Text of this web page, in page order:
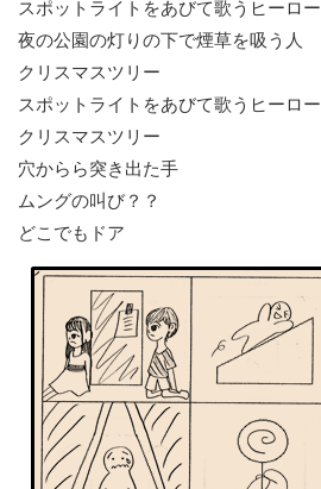
スポットライトをあびて歌うヒーロー
夜の公園の灯りの下で煙草を吸う人
クリスマスツリー
スポットライトをあびて歌うヒーロー
クリスマスツリー
穴からら突き出た手
ムングの叫び？？
どこでもドア